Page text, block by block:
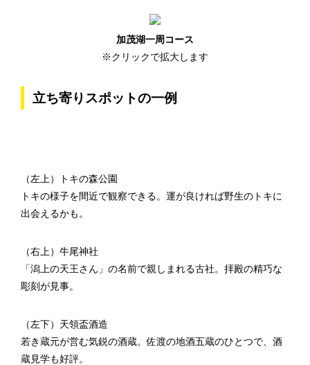
加茂湖一周コース
※クリックで拡大します
立ち寄りスポットの一例
（左上）トキの森公園
トキの様子を間近で観察できる。運が良ければ野生のトキに
出会えるかも。
（右上）牛尾神社
「潟上の天王さん」の名前で親しまれる古社。拝殿の精巧な
彫刻が見事。
（左下）天領盃酒造
若き蔵元が営む気鋭の酒蔵。佐渡の地酒五蔵のひとつで、酒
蔵見学も好評。